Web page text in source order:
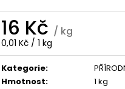
16 Kč / kg
Měrná
cena:
0,01 Kč / 1 kg
Kategorie:
Hmotnost: 1 kg